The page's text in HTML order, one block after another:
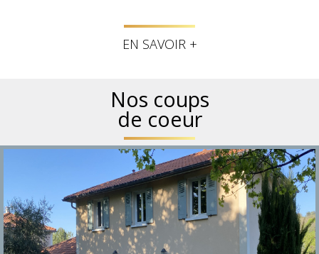
EN SAVOIR +
Nos coups
de coeur